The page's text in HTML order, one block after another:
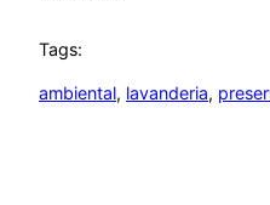
Tags:
ambiental, lavanderia,